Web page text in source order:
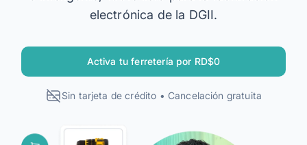
LO NUEVO DE ALEGRA
Contacto
electrónica de la DGII.
Activa tu ferretería por RD$0
Sin tarjeta de crédito • Cancelación gratuita